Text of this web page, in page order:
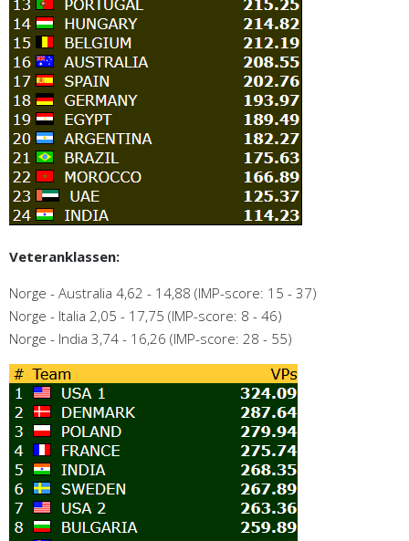
Veteranklassen:
Norge - Australia 4,62 - 14,88 (IMP-score: 15 - 37)
Norge - Italia 2,05 - 17,75 (IMP-score: 8 - 46)
Norge - India 3,74 - 16,26 (IMP-score: 28 - 55)